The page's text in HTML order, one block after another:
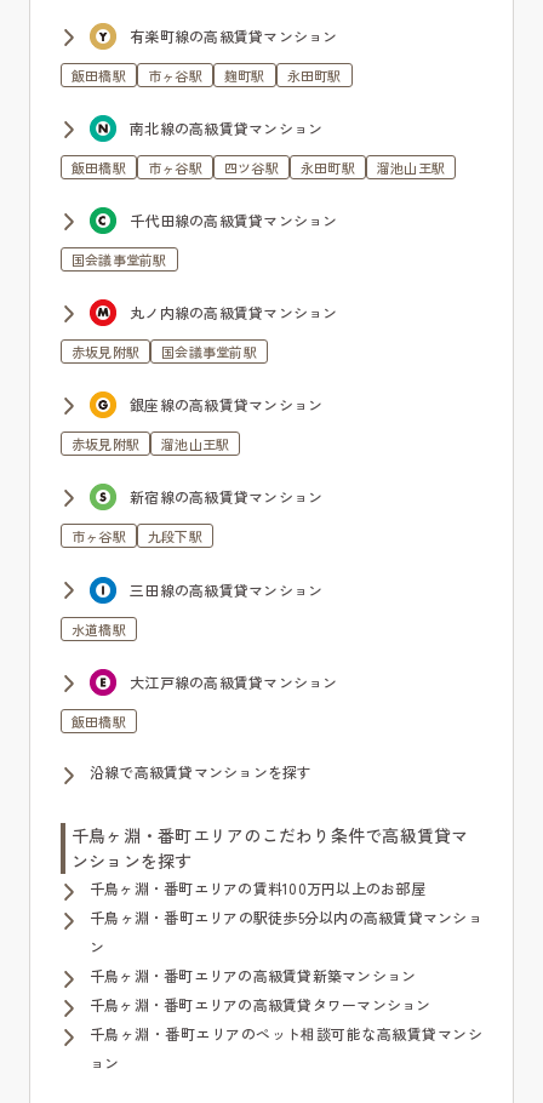
有楽町線の高級賃貸マンション
飯田橋駅 市ヶ谷駅 麹町駅 永田町駅
南北線の高級賃貸マンション
飯田橋駅 市ヶ谷駅 四ツ谷駅 永田町駅 溜池山王駅
千代田線の高級賃貸マンション
国会議事堂前駅
丸ノ内線の高級賃貸マンション
赤坂見附駅 国会議事堂前駅
銀座線の高級賃貸マンション
赤坂見附駅 溜池山王駅
新宿線の高級賃貸マンション
市ヶ谷駅 九段下駅
三田線の高級賃貸マンション
水道橋駅
大江戸線の高級賃貸マンション
飯田橋駅
沿線で高級賃貸マンションを探す
千鳥ヶ淵・番町エリアのこだわり条件で高級賃貸マ
ンションを探す
千鳥ヶ淵・番町エリアの賃料100万円以上のお部屋
千鳥ヶ淵・番町エリアの駅徒歩5分以内の高級賃貸マンショ
ン
千鳥ヶ淵・番町エリアの高級賃貸新築マンション
千鳥ヶ淵・番町エリアの高級賃貸タワーマンション
千鳥ヶ淵・番町エリアのペット相談可能な高級賃貸マンシ
ョン